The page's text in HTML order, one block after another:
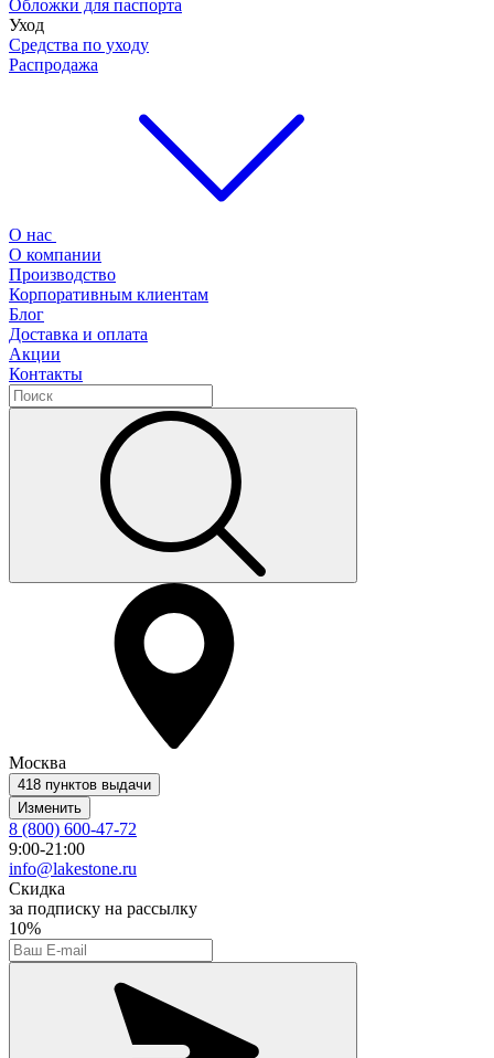
Обложки для паспорта
Уход
Средства по уходу
Распродажа
О нас
О компании
Производство
Корпоративным клиентам
Блог
Доставка и оплата
Акции
Контакты
Москва
418 пунктов выдачи
Изменить
8 (800) 600-47-72
9:00-21:00
info@lakestone.ru
Скидка
за подписку на рассылку
10%